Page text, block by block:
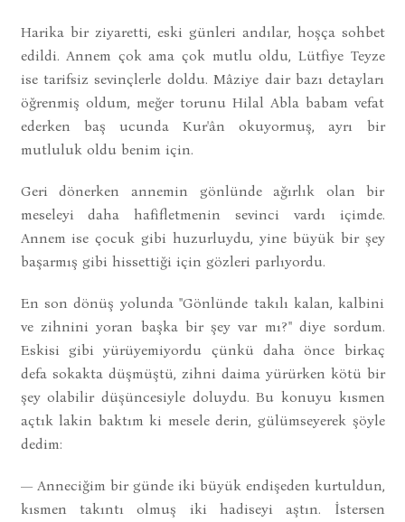
Harika bir ziyaretti, eski günleri andılar, hoşça sohbet
edildi. Annem çok ama çok mutlu oldu, Lütfiye Teyze
ise tarifsiz sevinçlerle doldu. Mâziye dair bazı detayları
öğrenmiş oldum, meğer torunu Hilal Abla babam vefat
ederken baş ucunda Kur'ân okuyormuş, ayrı bir
mutluluk oldu benim için.
Geri dönerken annemin gönlünde ağırlık olan bir
meseleyi daha hafifletmenin sevinci vardı içimde.
Annem ise çocuk gibi huzurluydu, yine büyük bir şey
başarmış gibi hissettiği için gözleri parlıyordu.
En son dönüş yolunda "Gönlünde takılı kalan, kalbini
ve zihnini yoran başka bir şey var mı?" diye sordum.
Eskisi gibi yürüyemiyordu çünkü daha önce birkaç
defa sokakta düşmüştü, zihni daima yürürken kötü bir
şey olabilir düşüncesiyle doluydu. Bu konuyu kısmen
açtık lakin baktım ki mesele derin, gülümseyerek şöyle
dedim:
— Anneciğim bir günde iki büyük endişeden kurtuldun,
kısmen takıntı olmuş iki hadiseyi aştın. İstersen